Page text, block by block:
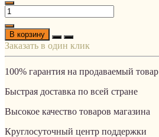
В корзину
Заказать в один клик
100% гарантия на продаваемый товар
Быстрая доставка по всей стране
Высокое качество товаров магазина
Круглосуточный центр поддержки